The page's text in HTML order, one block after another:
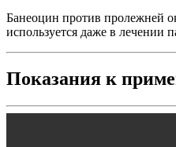
Банеоцин против пролежней
используется даже в лечении
Показания к